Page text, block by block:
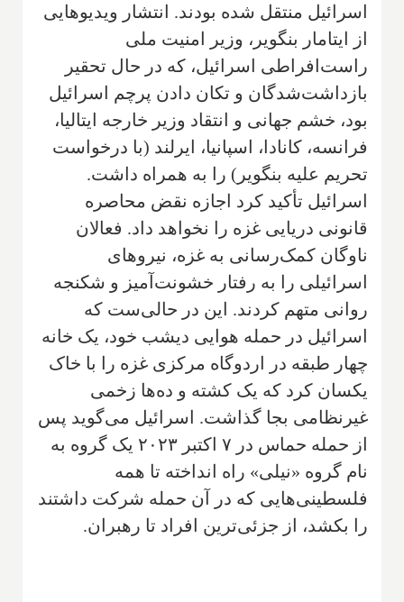
اسرائیل منتقل شده بودند. انتشار ویدیوهایی
از ایتامار بنگویر، وزیر امنیت ملی
راست‌افراطی اسرائیل، که در حال تحقیر
بازداشت‌شدگان و تکان دادن پرچم اسرائیل
بود، خشم جهانی و انتقاد وزیر خارجه ایتالیا،
فرانسه، کانادا، اسپانیا، ایرلند (با درخواست
تحریم علیه بنگویر) را به همراه داشت.
اسرائیل تأکید کرد اجازه نقض محاصره
قانونی دریایی غزه را نخواهد داد. فعالان
ناوگان کمک‌رسانی به غزه، نیروهای
اسرائیلی را به رفتار خشونت‌آمیز و شکنجه
روانی متهم کردند. این در حالی‌ست که
اسرائیل در حمله هوایی دیشب خود، یک خانه
چهار طبقه در اردوگاه مرکزی غزه را با خاک
یکسان کرد که یک کشته و ده‌ها زخمی
غیرنظامی بجا گذاشت. اسرائیل می‌گوید پس
از حمله حماس در ۷ اکتبر ۲۰۲۳ یک گروه به
نام گروه «نیلی» راه انداخته تا همه
فلسطینی‌هایی که در آن حمله شرکت داشتند
را بکشد، از جزئی‌ترین افراد تا رهبران.